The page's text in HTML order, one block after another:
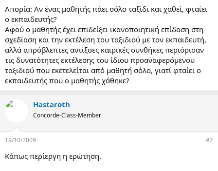
r
t
e
r
α
δ
η
μ
ι
ο
υ
ρ
γ
ί
ς
Απορία: Αν ένας μαθητής πάει σόλο ταξίδι και χαθεί, φταίει
ο εκπαιδευτής?
Αφού ο μαθητής έχει επιδείξει ικανοποιητική επίδοση στη
σχεδίαση και την εκτέλεση του ταξιδιού με τον εκπαιδευτή,
αλλά απρόβλεπτες αντίξοες καιρικές συνθήκες περιόρισαν
τις δυνατότητες εκτέλεσης του ίδιου προαναφερόμενου
ταξιδιού που εκετελείται από μαθητή σόλο, γιατί φταίει ο
εκπαιδευτής που ο μαθητής χάθηκε?
Hastaroth
Concorde-Class-Member
19/10/2009 #2
Κάπως περίεργη η ερώτηση.